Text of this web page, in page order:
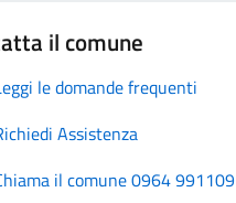
il comune
le domande frequenti
Assistenza
il comune 0964 991109